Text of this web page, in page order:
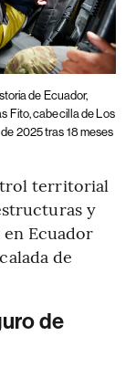
de Ecuador,
Fito, cabecilla de Los
2025 tras 18 meses
territorial
y
Ecuador
de
de